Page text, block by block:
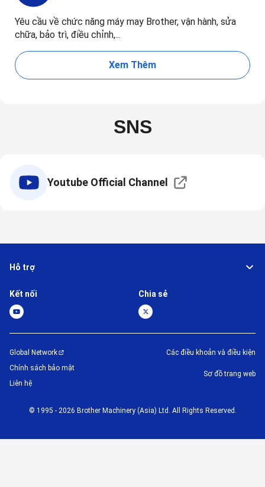
Yêu cầu về chức năng máy may Brother, vận hành, sửa
chữa, bảo trì, điều chỉnh,...
Xem Thêm
SNS
Youtube Official Channel
Hỗ trợ
Kết nối Chia sẻ
Global Network
Chính sách bảo mật
Liên hệ
Các điều khoản và điều kiện
Sơ đồ trang web
© 1995 - 2026 Brother Machinery (Asia) Ltd. All Rights Reserved.